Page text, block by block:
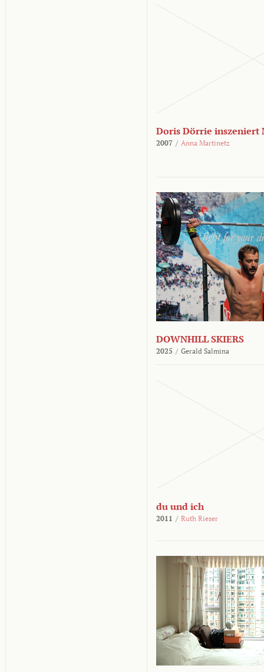
Doris Dörrie inszeniert
2007 / Anna Martinetz
DOWNHILL SKIERS
2025 / Gerald Salmina
du und ich
2011 / Ruth Rieser